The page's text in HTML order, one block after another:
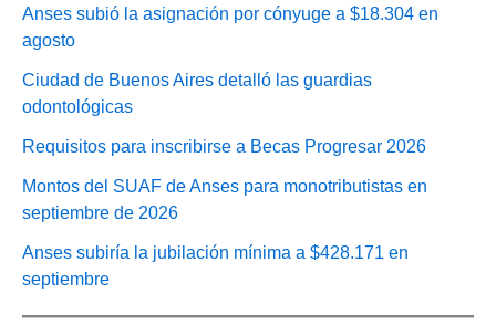
Anses subió la asignación por cónyuge a $18.304 en
agosto
Ciudad de Buenos Aires detalló las guardias
odontológicas
Requisitos para inscribirse a Becas Progresar 2026
Montos del SUAF de Anses para monotributistas en
septiembre de 2026
Anses subiría la jubilación mínima a $428.171 en
septiembre